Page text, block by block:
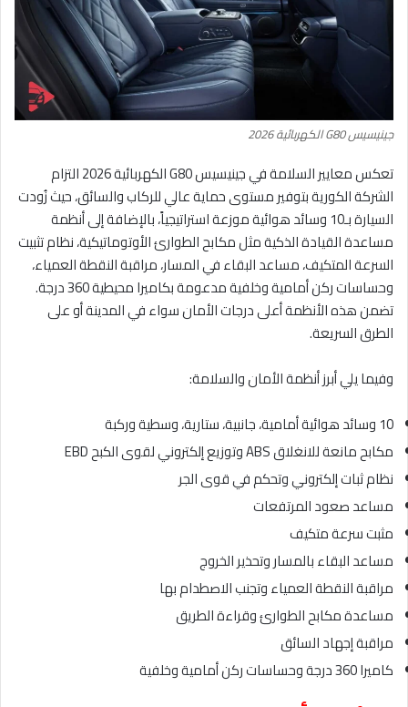
جينيسيس G80 الكهربائية 2026
تعكس معايير السلامة في جينيسيس G80 الكهربائية 2026 التزام
الشركة الكورية بتوفير مستوى حماية عالي للركاب والسائق، حيث زُودت
السيارة بـ10 وسائد هوائية موزعة استراتيجياً، بالإضافة إلى أنظمة
مساعدة القيادة الذكية مثل مكابح الطوارئ الأوتوماتيكية، نظام تثبيت
السرعة المتكيف، مساعد البقاء في المسار، مراقبة النقطة العمياء،
وحساسات ركن أمامية وخلفية مدعومة بكاميرا محيطية 360 درجة.
تضمن هذه الأنظمة أعلى درجات الأمان سواء في المدينة أو على
الطرق السريعة.
وفيما يلي أبرز أنظمة الأمان والسلامة:
10 وسائد هوائية أمامية، جانبية، ستارية، وسطية وركبة
مكابح مانعة للانغلاق ABS وتوزيع إلكتروني لقوى الكبح EBD
نظام ثبات إلكتروني وتحكم في قوى الجر
مساعد صعود المرتفعات
مثبت سرعة متكيف
مساعد البقاء بالمسار وتحذير الخروج
مراقبة النقطة العمياء وتجنب الاصطدام بها
مساعدة مكابح الطوارئ وقراءة الطريق
مراقبة إجهاد السائق
كاميرا 360 درجة وحساسات ركن أمامية وخلفية